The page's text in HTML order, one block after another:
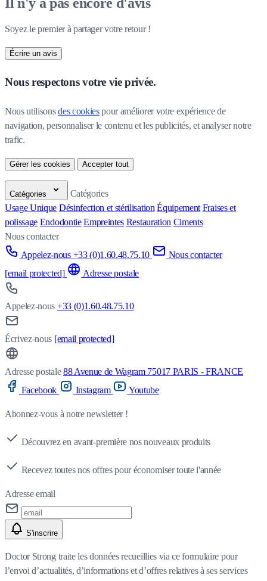
Soyez le premier à partager votre retour !
Écrire un avis
Nous respectons votre vie privée.
Nous utilisons des cookies pour améliorer votre expérience de
navigation, personnaliser le contenu et les publicités, et analyser notre
trafic.
Gérer les cookies Accepter tout
Catégories
Catégories
Usage Unique Désinfection et stérilisation Équipement Fraises et
polissage Endodontie Empreintes Restauration Ciments
Nous contacter
Appelez-nous +33 (0)1.60.48.75.10
Nous contacter
[email protected]
Adresse postale
Appelez-nous +33 (0)1.60.48.75.10
Écrivez-nous [email protected]
Adresse postale 88 Avenue de Wagram 75017 PARIS - FRANCE
Facebook
Instagram Youtube
Abonnez-vous à notre newsletter !
Découvrez en avant-première nos nouveaux produits
Recevez toutes nos offres pour économiser toute l'année
Adresse email
S'inscrire
Doctor Strong traite les données recueillies via ce formulaire pour
l’envoi d’actualités, d’informations et d’offres relatives à ses services